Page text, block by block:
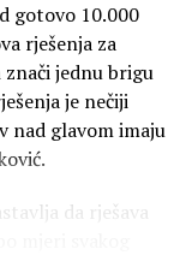
gotovo 10.000
rješenja za
jednu brigu
je nečiji
nad glavom imaju
da rješava